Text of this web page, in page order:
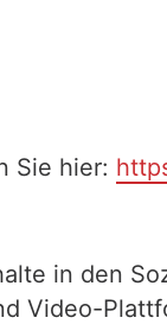
Sie hier:
in den
Video-